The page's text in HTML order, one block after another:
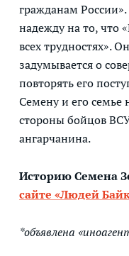
гражданам
надежду на то, что
всех трудностях».
задумывается о
повторять его
Семену и его семье
стороны бойцов
ангарчанина.
Историю Семена
сайте «Людей
*объявлена